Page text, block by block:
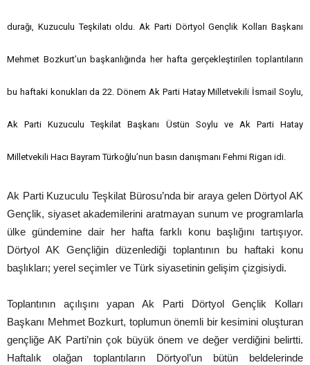
durağı, Kuzuculu Teşkilatı oldu. Ak Parti Dörtyol Gençlik Kolları Başkanı
Mehmet Bozkurt’un başkanlığında her hafta gerçekleştirilen toplantıların
bu haftaki konukları da 22. Dönem Ak Parti Hatay Milletvekili İsmail Soylu,
Ak Parti Kuzuculu Teşkilat Başkanı Üstün Soylu ve Ak Parti Hatay
Milletvekili Hacı Bayram Türkoğlu’nun basın danışmanı Fehmi Rigan idi.
Ak Parti Kuzuculu Teşkilat Bürosu’nda bir araya gelen Dörtyol AK
Gençlik, siyaset akademilerini aratmayan sunum ve programlarla
ülke gündemine dair her hafta farklı konu başlığını tartışıyor.
Dörtyol AK Gençliğin düzenlediği toplantının bu haftaki konu
başlıkları; yerel seçimler ve Türk siyasetinin gelişim çizgisiydi.
Toplantının açılışını yapan Ak Parti Dörtyol Gençlik Kolları
Başkanı Mehmet Bozkurt, toplumun önemli bir kesimini oluşturan
gençliğe AK Parti’nin çok büyük önem ve değer verdiğini belirtti.
Haftalık olağan toplantıların Dörtyol’un bütün beldelerinde